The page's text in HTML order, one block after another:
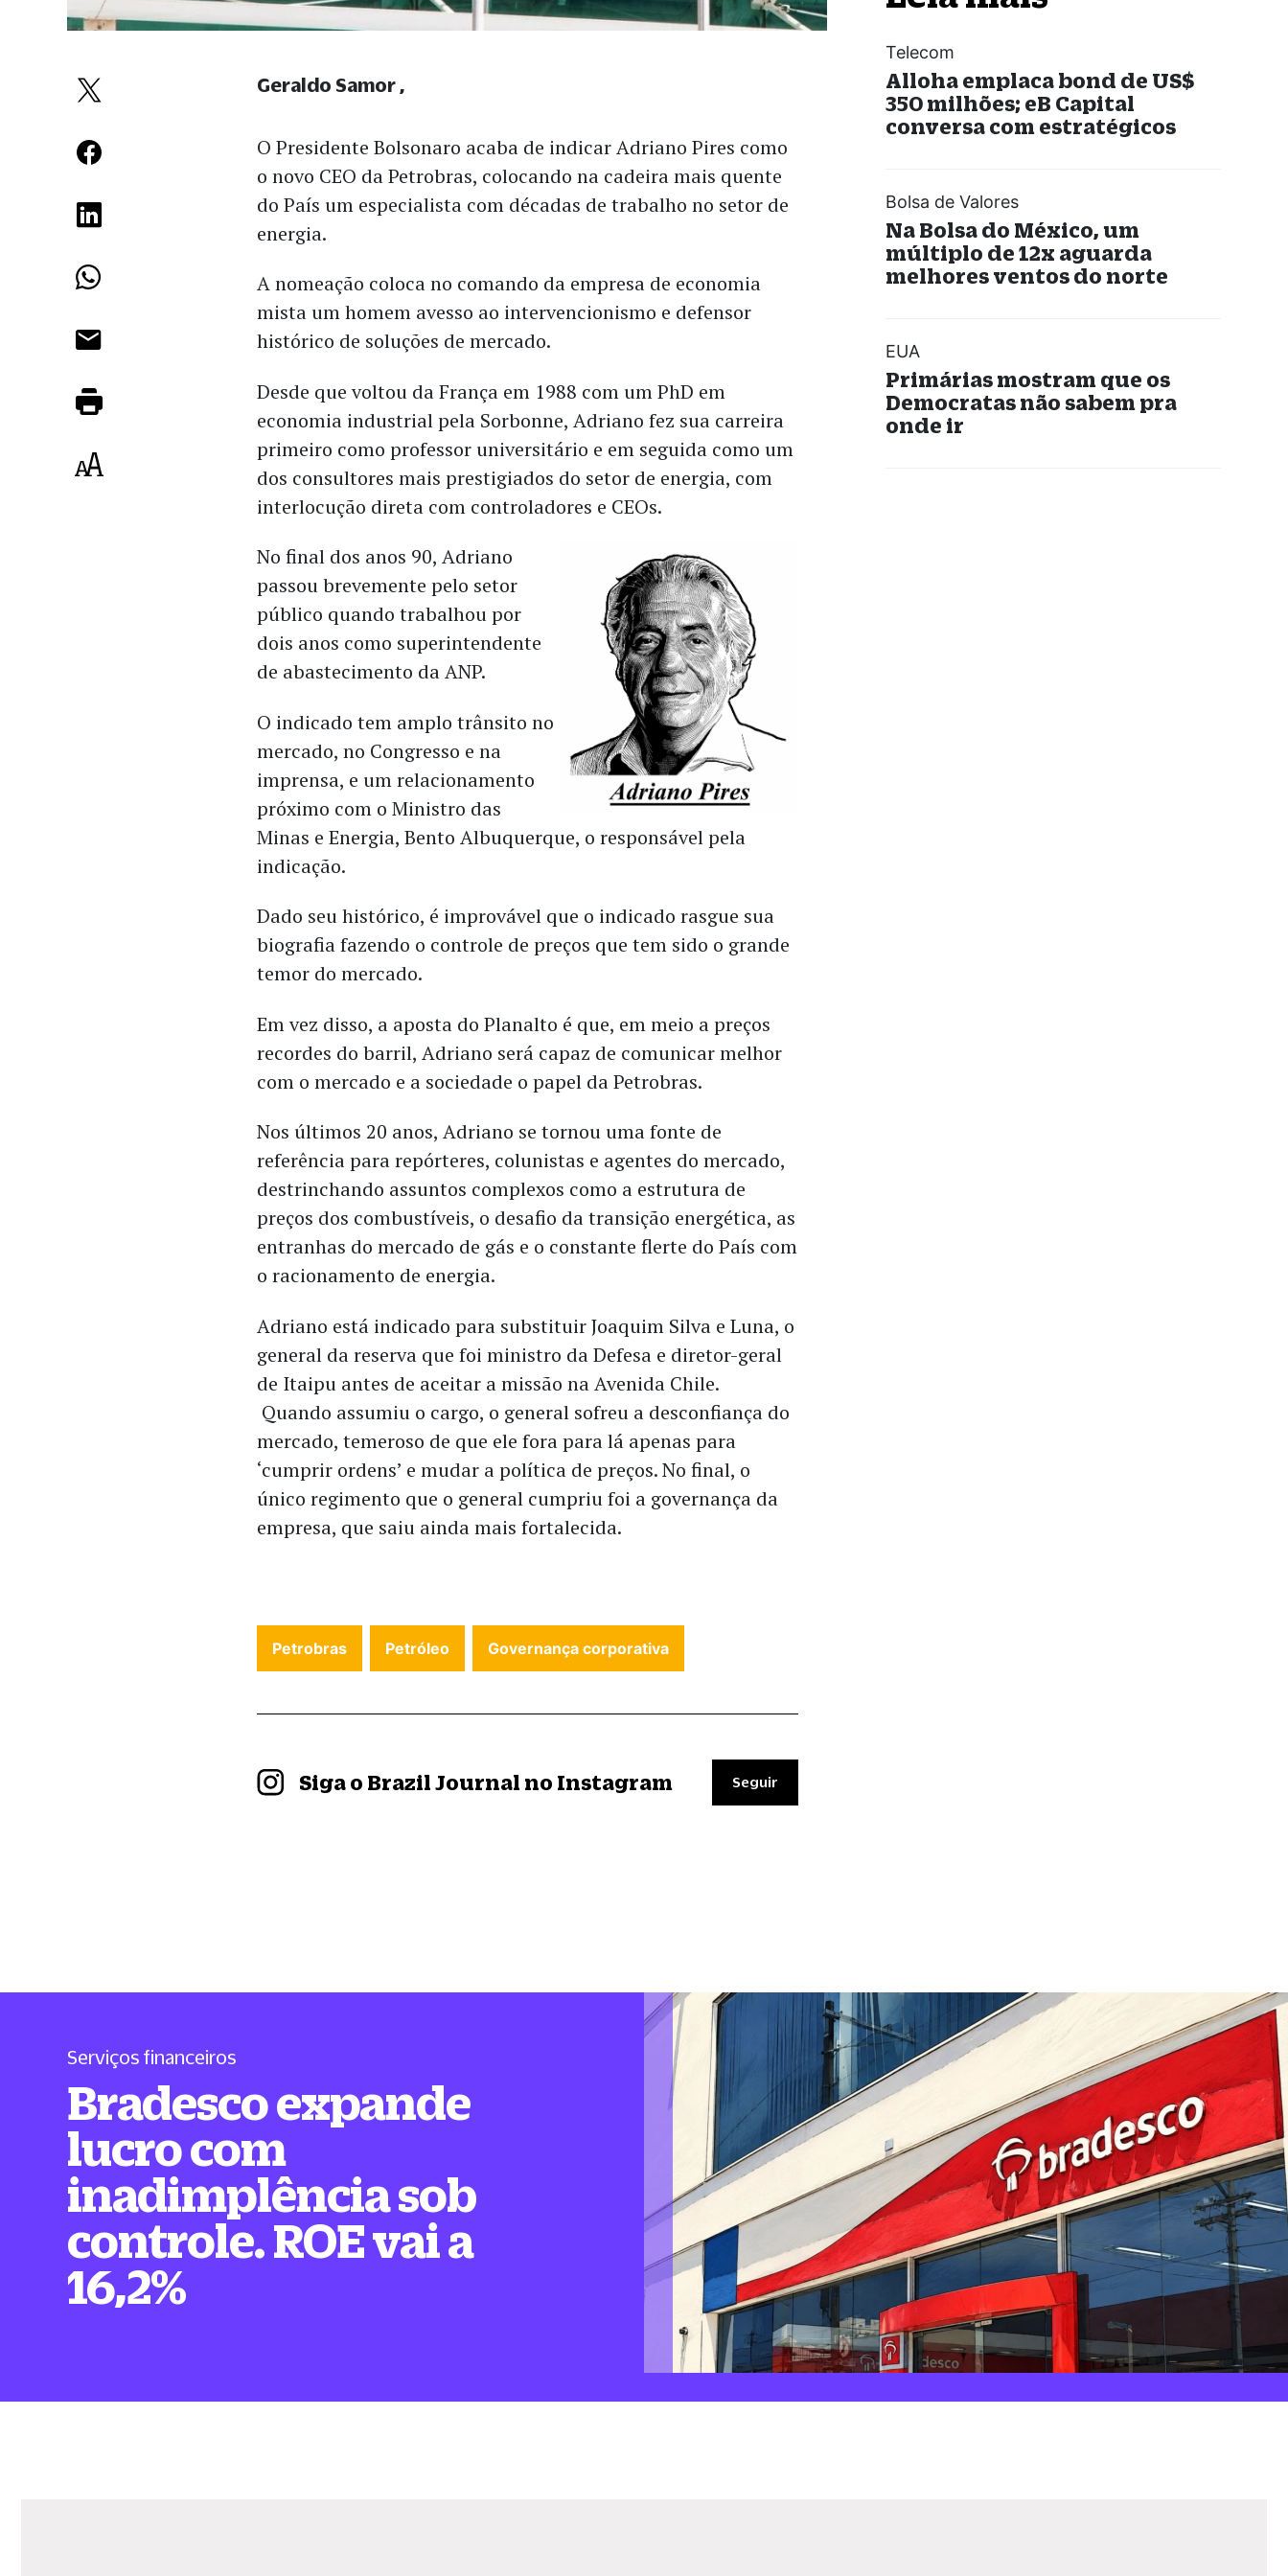
O Presidente Bolsonaro acaba de indicar Adriano Pires como
o novo CEO da Petrobras, colocando na cadeira mais quente
do País um especialista com décadas de trabalho no setor de
energia.
A nomeação coloca no comando da empresa de economia
mista um homem avesso ao intervencionismo e defensor
histórico de soluções de mercado.
Desde que voltou da França em 1988 com um PhD em
economia industrial pela Sorbonne, Adriano fez sua carreira
primeiro como professor universitário e em seguida como um
dos consultores mais prestigiados do setor de energia, com
interlocução direta com controladores e CEOs.
No final dos anos 90, Adriano
passou brevemente pelo setor
público quando trabalhou por
dois anos como superintendente
de abastecimento da ANP.
O indicado tem amplo trânsito no
mercado, no Congresso e na
imprensa, e um relacionamento
próximo com o Ministro das
Minas e Energia, Bento Albuquerque, o responsável pela
indicação.
Dado seu histórico, é improvável que o indicado rasgue sua
biografia fazendo o controle de preços que tem sido o grande
temor do mercado.
Em vez disso, a aposta do Planalto é que, em meio a preços
recordes do barril, Adriano será capaz de comunicar melhor
com o mercado e a sociedade o papel da Petrobras.
Nos últimos 20 anos, Adriano se tornou uma fonte de
referência para repórteres, colunistas e agentes do mercado,
destrinchando assuntos complexos como a estrutura de
preços dos combustíveis, o desafio da transição energética, as
entranhas do mercado de gás e o constante flerte do País com
o racionamento de energia.
Adriano está indicado para substituir Joaquim Silva e Luna, o
general da reserva que foi ministro da Defesa e diretor-geral
de Itaipu antes de aceitar a missão na Avenida Chile.
Quando assumiu o cargo, o general sofreu a desconfiança do
mercado, temeroso de que ele fora para lá apenas para
‘cumprir ordens’ e mudar a política de preços. No final, o
único regimento que o general cumpriu foi a governança da
empresa, que saiu ainda mais fortalecida.
Geraldo Samor
Petrobras Petróleo Governança corporativa
Siga o Brazil Journal no Instagram Seguir
Telecom
Alloha emplaca bond de US$
350 milhões; eB Capital
conversa com estratégicos
Bolsa de Valores
Na Bolsa do México, um
múltiplo de 12x aguarda
melhores ventos do norte
EUA
Primárias mostram que os
Democratas não sabem pra
onde ir
Serviços financeiros
Bradesco expande
lucro com
inadimplência sob
controle. ROE vai a
16,2%